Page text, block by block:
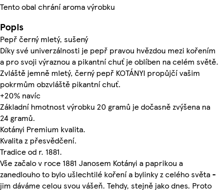
Tento obal chrání aroma výrobku
Popis
Pepř černý mletý, sušený
Díky své univerzálnosti je pepř pravou hvězdou mezi kořením
a pro svoji výraznou a pikantní chuť je oblíben na celém světě.
Zvláště jemně mletý, černý pepř KOTÁNYI propůjčí vašim
pokrmům obzvláště pikantní chuť.
+20% navíc
Základní hmotnost výrobku 20 gramů je dočasně zvýšena na
24 gramů.
Kotányi Premium kvalita.
Kvalita z přesvědčení.
Tradice od r. 1881.
Vše začalo v roce 1881 Janosem Kotányi a paprikou a
zanedlouho to bylo ušlechtilé koření a bylinky z celého světa -
jim dáváme celou svou vášeň. Tehdy, stejně jako dnes. Proto